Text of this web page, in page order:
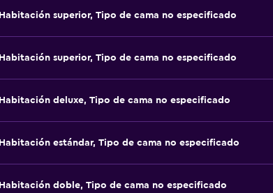
Habitación superior, Tipo de cama no especificado
Habitación superior, Tipo de cama no especificado
Habitación deluxe, Tipo de cama no especificado
Habitación estándar, Tipo de cama no especificado
Habitación doble, Tipo de cama no especificado